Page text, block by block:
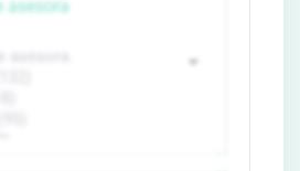
asesora